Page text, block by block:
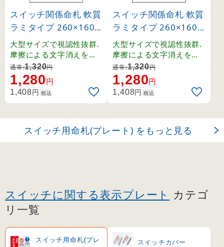
スイッチ関係命札 軟質
ラミタイプ 260×160
mm 作業中 (85528)
大型サイズで視認性抜群.
摩擦による文字消えを防
ぐラミネート加工。日付
や担当者名を自由に書き
込めるスペース付き。
通常:1,320円
1,280円
1,408円 税込
スイッチ関係命札 軟質
ラミタイプ 260×160
mm 点検中 (85523)
大型サイズで視認性抜群.
摩擦による文字消えを防
ぐラミネート加工。日付
や担当者名を自由に書き
込めるスペース付き。
通常:1,320円
1,280円
1,408円 税込
スイッチ用命札(プレート) をもっと見る
スイッチに関する表示プレート カテゴ
リ一覧
スイッチ用命札(プレ
スイッチカバー